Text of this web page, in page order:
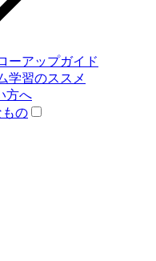
ーアップガイド
学習のススメ
方へ
の